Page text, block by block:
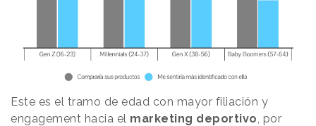
Este es el tramo de edad con mayor filiación y
engagement hacia el marketing deportivo, por